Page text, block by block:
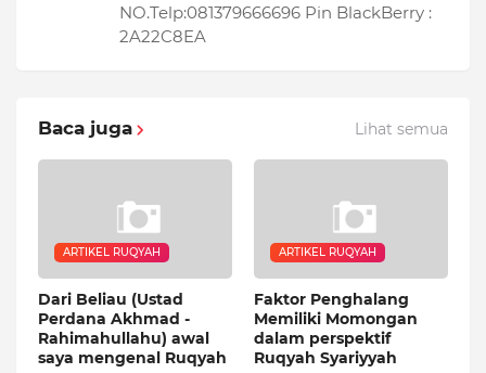
NO.Telp:081379666696 Pin BlackBerry :
2A22C8EA
Baca juga Lihat semua
ARTIKEL RUQYAH
Dari Beliau (Ustad
Perdana Akhmad -
Rahimahullahu) awal
saya mengenal Ruqyah
ARTIKEL RUQYAH
Faktor Penghalang
Memiliki Momongan
dalam perspektif
Ruqyah Syariyyah